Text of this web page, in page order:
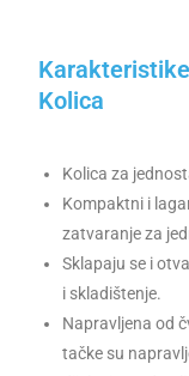
Kolica
Kolica za
Kompaktni i
zatvaranje za
Sklapaju se i
i skladištenje.
Napravljena od
tačke su